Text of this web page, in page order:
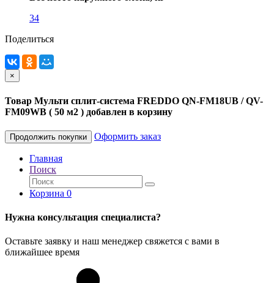
34
Поделиться
×
Товар Мульти сплит-система FREDDO QN-FM18UB / QV-
FM09WB ( 50 м2 ) добавлен в корзину
Продолжить покупки Оформить заказ
Главная
Поиск
Корзина 0
Нужна консультация специалиста?
Оставьте заявку и наш менеджер свяжется с вами в
ближайшее время